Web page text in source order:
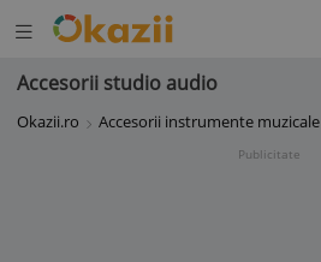
Deschide
meniul
Accesorii studio audio
Okazii.ro Accesorii instrumente muzicale
Publicitate